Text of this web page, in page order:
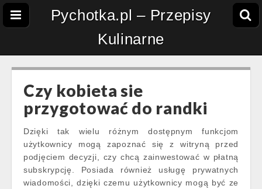
Pychotka.pl – Przepisy
Kulinarne
Czy kobieta sie
przygotować do randki
Dzięki tak wielu różnym dostępnym funkcjom
użytkownicy mogą zapoznać się z witryną przed
podjęciem decyzji, czy chcą zainwestować w płatną
subskrypcję. Posiada również usługę prywatnych
wiadomości, dzięki czemu użytkownicy mogą być ze